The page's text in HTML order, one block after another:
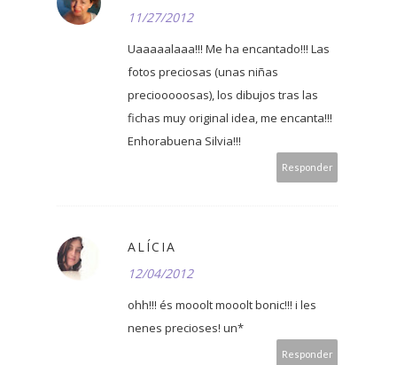
11/27/2012
Uaaaaalaaa!!! Me ha encantado!!! Las
fotos preciosas (unas niñas
preciooooosas), los dibujos tras las
fichas muy original idea, me encanta!!!
Enhorabuena Silvia!!!
Responder
ALÍCIA
12/04/2012
ohh!!! és mooolt mooolt bonic!!! i les
nenes precioses! un*
Responder